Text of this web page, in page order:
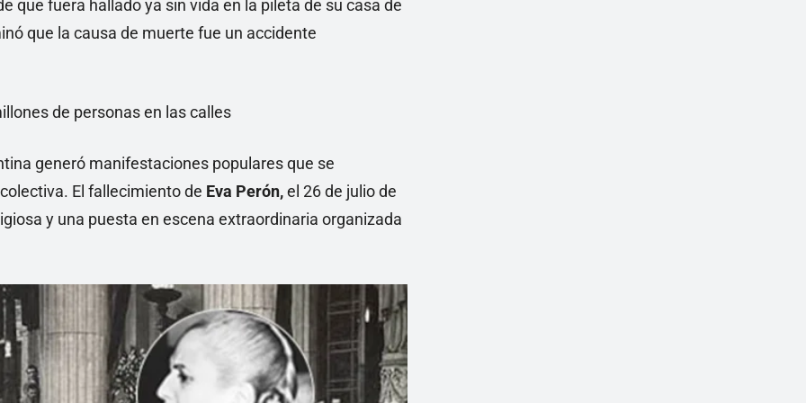
que fuera hallado ya sin vida en la pileta de su casa de
que la causa de muerte fue un accidente
de personas en las calles
generó manifestaciones populares que se
El fallecimiento de Eva Perón,el 26 de julio de
y una puesta en escena extraordinaria organizada